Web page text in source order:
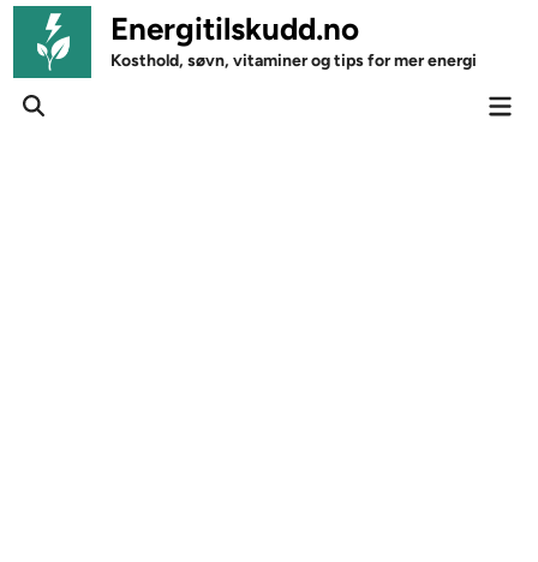
Skip
content
Energitilskudd.no
Kosthold, søvn, vitaminer og tips for mer energi
Open